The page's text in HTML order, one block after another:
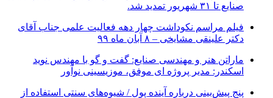
صنایع تا ۳۱ شهریور تمدید شد.
فیلم مراسم نکوداشت چهار دهه فعالیت علمی جناب آقای
دکتر علینقی مشایخی – ۸ آبان ماه ۹۹
ماراتن هنر و مهندسی صنایع: گفت و گو با مهندس نوید
اسکندر: مدیر پروژه ای موفق، موزیسینی نوآور
پنج پیش‌بینی درباره آینده پول / شیوه‌های سنتی استفاده از